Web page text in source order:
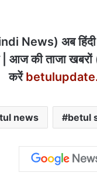
News) अब
आज की ताजा
करें
news betul